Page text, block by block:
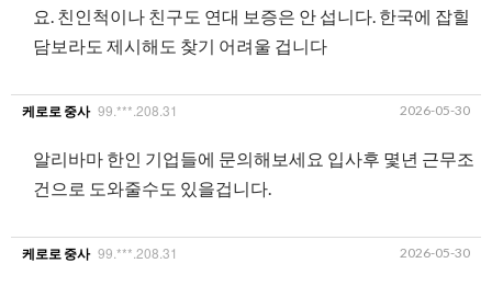
요. 친인척이나 친구도 연대 보증은 안 섭니다. 한국에 잡힐
담보라도 제시해도 찾기 어려울 겁니다
케로로 중사 99.***.208.31 2026-05-30
알리바마 한인 기업들에 문의해보세요 입사후 몇년 근무조
건으로 도와줄수도 있을겁니다.
케로로 중사 99.***.208.31 2026-05-30